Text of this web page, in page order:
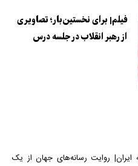
فیلم| برای نخستین‌بار؛ تصاویری
از رهبر انقلاب در جلسه درس
ایران| روایت رسانه‌های جهان از یک